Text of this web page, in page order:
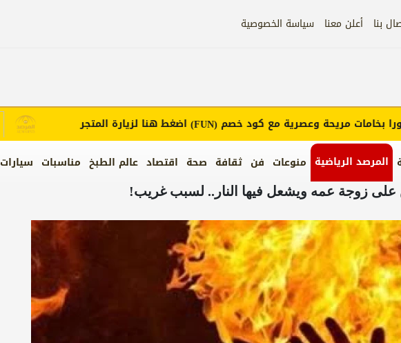
بنا أعلن معنا سياسة الخصوصية
المرصد الرياضية منوعات فن ثقافة صحة اقتصاد عالم الطبخ مناسبات سيارات
مريحة وعصرية مع كود خصم (FUN) اضغط هنا لزيارة المتجر
زوجة عمه ويشعل فيها النار.. لسبب غريب!